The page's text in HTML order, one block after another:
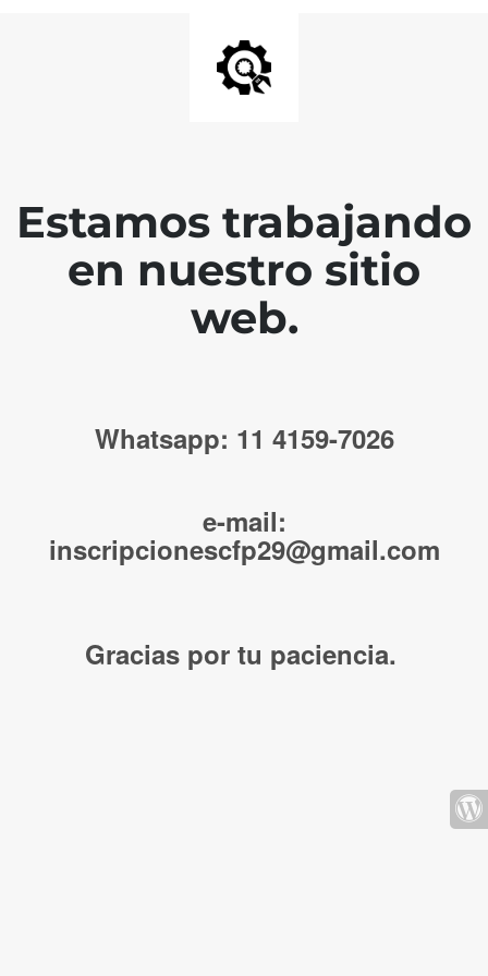
Estamos trabajando
en nuestro sitio
web.
Whatsapp: 11 4159-7026
e-mail:
inscripcionescfp29@gmail.com
Gracias por tu paciencia.